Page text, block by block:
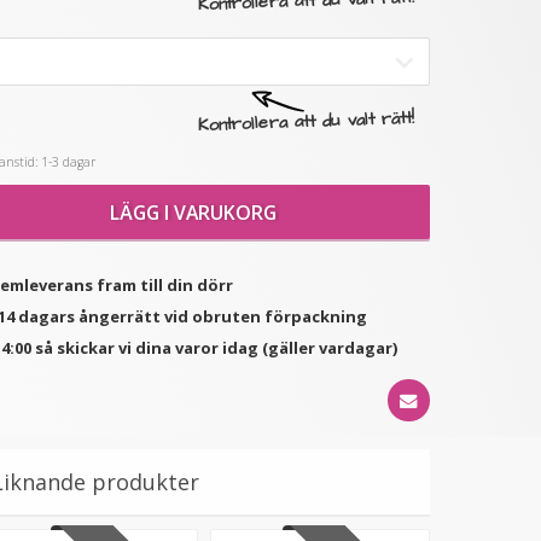
★★★★★
189 kr
Mizzy Tangler brush -
Leopardmönster rosa
★★★★★ (2
recensioner)
LÄGG I VARUKORG
Kontrollera att du valt rätt!
1-3 dagar
LÄGG I VARUKORG
fram till din dörr
dagars ångerrätt vid obruten förpackning
så skickar vi dina varor idag (gäller vardagar)
produkter